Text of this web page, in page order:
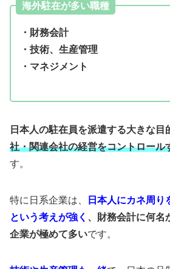
海外駐在が多い職種
・財務会計
・技術、生産管理
・マネジメント
日本人の駐在員を派遣する大きな目
社・関連会社の経営をコントロール
す。
特に日系企業は、
日本人にカネ周り
という考えが強く 、財務会計に何名
企業が極めて多いです。